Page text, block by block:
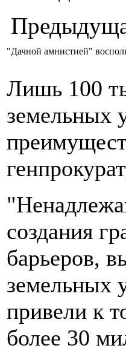
"Дачной амнистией"
Лишь 100
земельных
создания
барьеров,
земельных
привели к
более 30